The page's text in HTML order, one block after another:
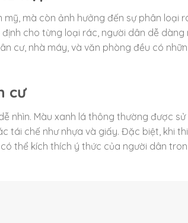
mà còn ảnh hưởng đến sự phân loại
cho từng loại rác, người dân dễ dàng
cư, nhà máy, và văn phòng đều có
cư
nhìn. Màu xanh lá thông thường được
tái chế như nhựa và giấy. Đặc biệt, khi
thể kích thích ý thức của người dân